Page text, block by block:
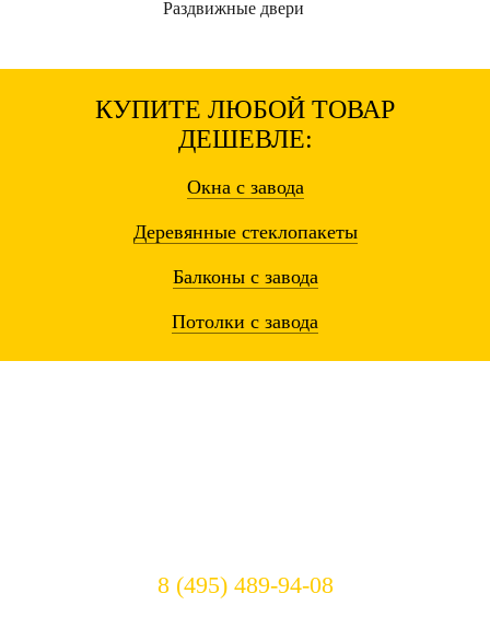
Раздвижные двери
КУПИТЕ ЛЮБОЙ ТОВАР
ДЕШЕВЛЕ:
Окна с завода
Деревянные стеклопакеты
Балконы с завода
Потолки с завода
8 (495) 489-94-08